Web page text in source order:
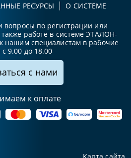
РЕСУРСЫ
О СИСТЕМЕ
вопросы по регистрации или
работе в системе ЭТАЛОН-
нашим специалистам в рабочие
с 9.00 до 18.00
с нами
к оплате
Карта сайта